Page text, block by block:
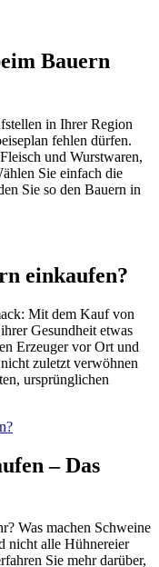
Bauern
in Ihrer Region
fehlen dürfen.
und Wurstwaren,
Sie einfach die
Sie so den Bauern in
einkaufen?
Mit dem Kauf von
Gesundheit etwas
Erzeuger vor Ort und
zuletzt verwöhnen
ursprünglichen
– Das
Was machen Schweine
nicht alle Hühnereier
Sie mehr darüber,